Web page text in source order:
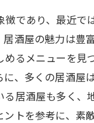
であり、最近で
酒屋の魅力は豊
るメニューを見
に、多くの居酒
居酒屋も多く、
トを参考に、素